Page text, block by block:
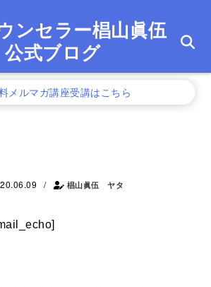
ンセラー椙山眞伍
公式ブログ
メルマガ講座受講はこちら
/ 椙山眞伍 ヤタ